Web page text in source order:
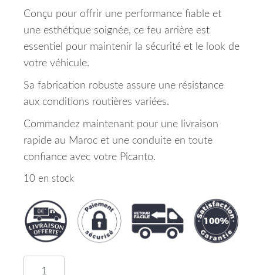
Conçu pour offrir une performance fiable et
une esthétique soignée, ce feu arrière est
essentiel pour maintenir la sécurité et le look de
votre véhicule.
Sa fabrication robuste assure une résistance
aux conditions routières variées.
Commandez maintenant pour une livraison
rapide au Maroc et une conduite en toute
confiance avec votre Picanto.
10 en stock